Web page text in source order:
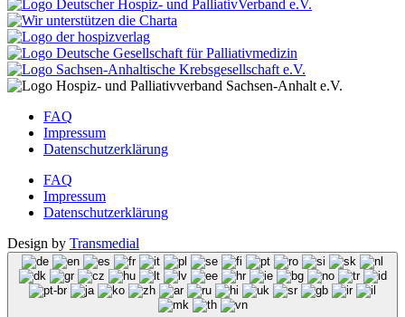
FAQ
Impressum
Datenschutzerklärung
FAQ
Impressum
Datenschutzerklärung
Design by Transmedial